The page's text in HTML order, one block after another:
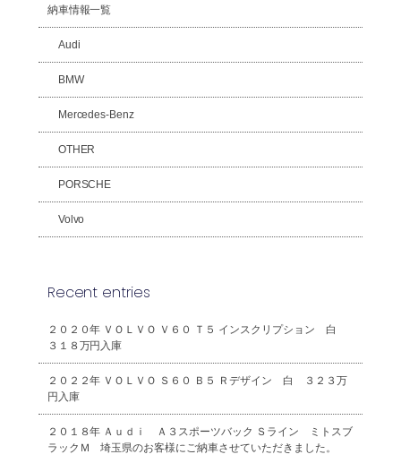
納車情報一覧
Audi
BMW
Mercedes-Benz
OTHER
PORSCHE
Volvo
Recent entries
２０２０年 ＶＯＬＶＯ Ｖ６０ Ｔ５ インスクリプション 白
３１８万円入庫
２０２２年 ＶＯＬＶＯ Ｓ６０ Ｂ５ Ｒデザイン 白 ３２３万
円入庫
２０１８年 Ａｕｄｉ Ａ３スポーツバック Ｓライン ミトスブ
ラックＭ 埼玉県のお客様にご納車させていただきました。